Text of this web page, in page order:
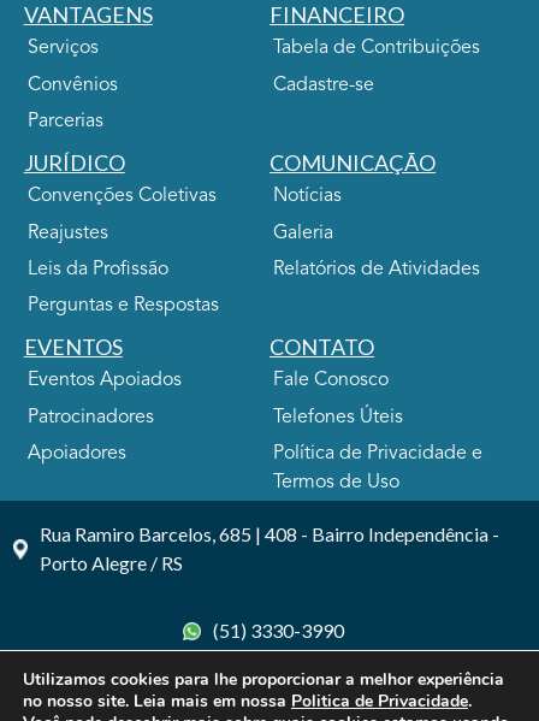
VANTAGENS
Serviços
Convênios
Parcerias
FINANCEIRO
Tabela de Contribuições
Cadastre-se
JURÍDICO
Convenções Coletivas
Reajustes
Leis da Profissão
Perguntas e Respostas
COMUNICAÇÃO
Notícias
Galeria
Relatórios de Atividades
EVENTOS
Eventos Apoiados
Patrocinadores
Apoiadores
CONTATO
Fale Conosco
Telefones Úteis
Política de Privacidade e
Termos de Uso
Rua Ramiro Barcelos, 685 | 408 - Bairro Independência -
Porto Alegre / RS
(51) 3330-3990
Utilizamos cookies para lhe proporcionar a melhor experiência
no nosso site. Leia mais em nossa Politica de Privacidade.